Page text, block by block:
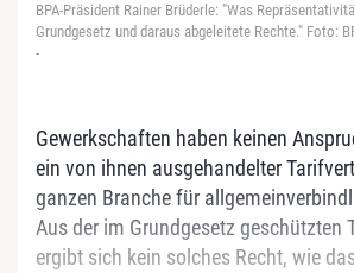
BPA-Präsident Rainer Brüderle: "Was
Grundgesetz und daraus abgeleitete Rechte." Foto:
-
Gewerkschaften haben keinen
ein von ihnen ausgehandelter
ganzen Branche für
Aus der im Grundgesetz geschützten
ergibt sich kein solches Recht, wie